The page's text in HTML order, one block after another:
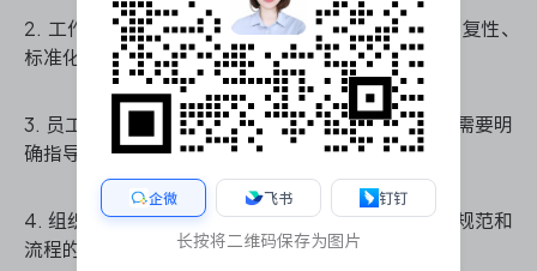
2. 工作性质：复杂、创造性的工作适合目标管理；重复性、
标准化的工作适合过程管理。
3. 员工特点：自主性强的员工可能更适应目标管理；需要明
确指导的员工可能更适合过程管理。
4. 组织文化：注重结果的文化倾向于目标管理；强调规范和
流程的文化更适合过程管理。
企微 飞书 钉钉
长按将二维码保存为图片